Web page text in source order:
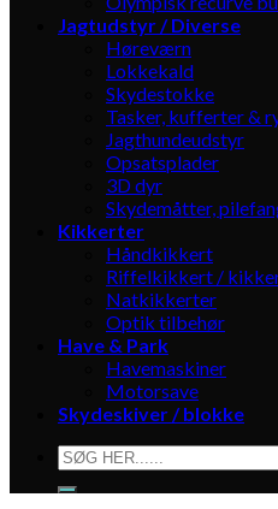
Jagtudstyr / Diverse
Høreværn
Lokkekald
Skydestokke
Tasker, kufferter &
Jagthundeudstyr
Opsatsplader
3D dyr
Skydemåtter,
Kikkerter
Håndkikkert
Riffelkikkert /
Natkikkerter
Optik tilbehør
Have & Park
Havemaskiner
Motorsave
Skydeskiver / blokke
Søg
efter: